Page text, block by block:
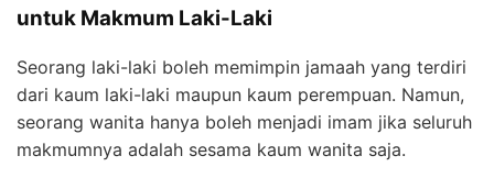
untuk Makmum Laki-Laki
Seorang laki-laki boleh memimpin jamaah yang terdiri
dari kaum laki-laki maupun kaum perempuan. Namun,
seorang wanita hanya boleh menjadi imam jika seluruh
makmumnya adalah sesama kaum wanita saja.